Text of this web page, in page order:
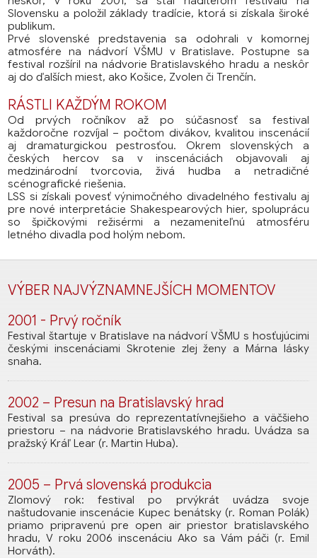
Slovensku a položil základy tradície, ktorá si získala široké
publikum.
Prvé slovenské predstavenia sa odohrali v komornej
atmosfére na nádvorí VŠMU v Bratislave. Postupne sa
festival rozšíril na nádvorie Bratislavského hradu a neskôr
aj do ďalších miest, ako Košice, Zvolen či Trenčín.
RÁSTLI KAŽDÝM ROKOM
Od prvých ročníkov až po súčasnosť sa festival
každoročne rozvíjal – počtom divákov, kvalitou inscenácií
aj dramaturgickou pestrosťou. Okrem slovenských a
českých hercov sa v inscenáciách objavovali aj
medzinárodní tvorcovia, živá hudba a netradičné
scénografické riešenia.
LSS si získali povesť výnimočného divadelného festivalu aj
pre nové interpretácie Shakespearových hier, spoluprácu
so špičkovými režisérmi a nezameniteľnú atmosféru
letného divadla pod holým nebom.
VÝBER NAJVÝZNAMNEJŠÍCH MOMENTOV
2001 - Prvý ročník
Festival štartuje v Bratislave na nádvorí VŠMU s hosťujúcimi
českými inscenáciami Skrotenie zlej ženy a Márna lásky
snaha.
2002 – Presun na Bratislavský hrad
Festival sa presúva do reprezentatívnejšieho a väčšieho
priestoru – na nádvorie Bratislavského hradu. Uvádza sa
pražský Kráľ Lear (r. Martin Huba).
2005 – Prvá slovenská produkcia
Zlomový rok: festival po prvýkrát uvádza svoje
naštudovanie inscenácie Kupec benátsky (r. Roman Polák)
priamo pripravenú pre open air priestor bratislavského
hradu, V roku 2006 inscenáciu Ako sa Vám páči (r. Emil
Horváth).